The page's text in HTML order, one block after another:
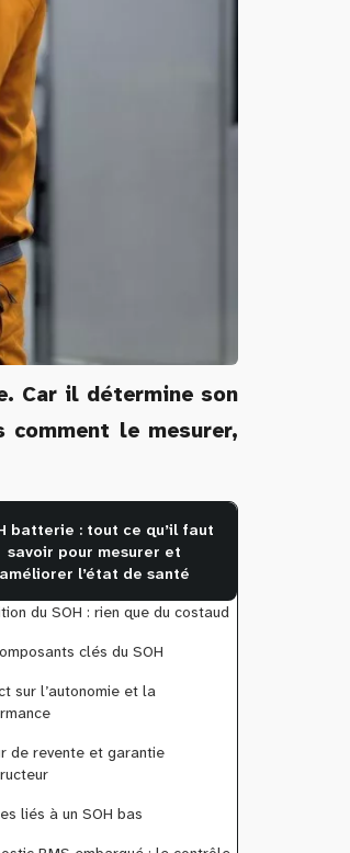
Car il détermine son
le mesurer,
batterie : tout ce qu’il faut
savoir pour mesurer et
améliorer l’état de santé
du SOH : rien que du costaud
clés du SOH
sur l’autonomie et la
de revente et garantie
liés à un SOH bas